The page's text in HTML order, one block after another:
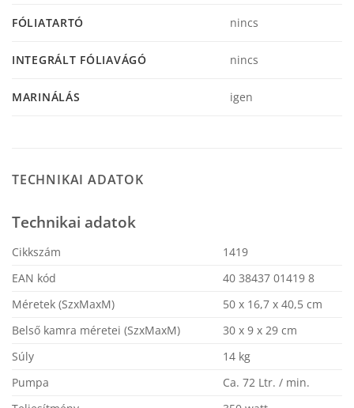
FÓLIATARTÓ nincs
INTEGRÁLT FÓLIAVÁGÓ nincs
MARINÁLÁS igen
TECHNIKAI ADATOK
Technikai adatok
Cikkszám
1419
EAN kód
40 38437 01419 8
Méretek (SzxMaxM)
50 x 16,7 x 40,5 cm
Belső kamra méretei (SzxMaxM)
30 x 9 x 29 cm
Súly
14 kg
Pumpa
Ca. 72 Ltr. / min.